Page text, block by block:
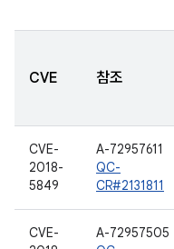
CVE 참조
CVE-
2018-
5849
A-72957611
QC-
CR#2131811
CVE-
A-72957505